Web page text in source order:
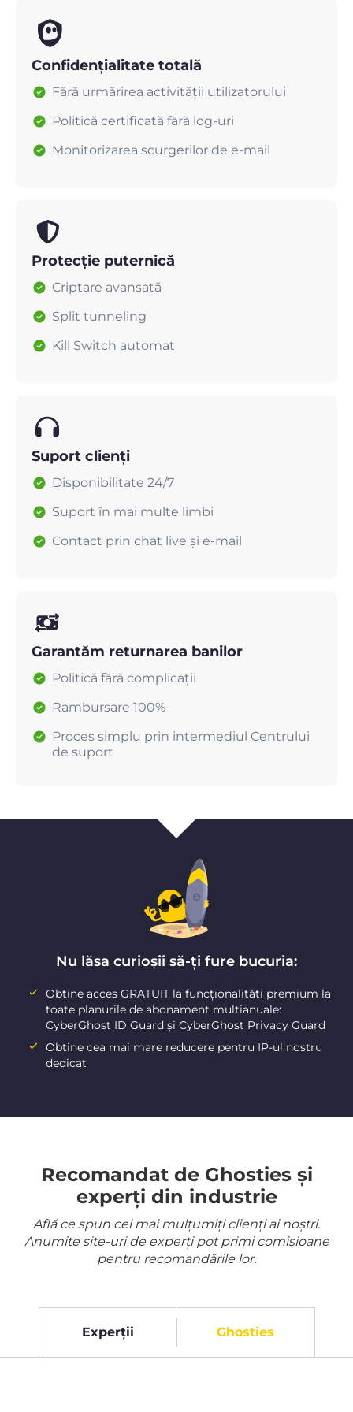
Confidențialitate totală
Fără urmărirea activității utilizatorului
Politică certificată fără log-uri
Monitorizarea scurgerilor de e-mail
Protecție puternică
Criptare avansată
Split tunneling
Kill Switch automat
Suport clienți
Disponibilitate 24/7
Suport în mai multe limbi
Contact prin chat live și e-mail
Garantăm returnarea banilor
Politică fără complicații
Rambursare 100%
Proces simplu prin intermediul Centrului
de suport
Nu lăsa curioșii să-ți fure bucuria:
Obține acces GRATUIT la funcționalități premium la
toate planurile de abonament multianuale:
CyberGhost ID Guard și CyberGhost Privacy Guard
Obține cea mai mare reducere pentru IP-ul nostru
dedicat
Recomandat de Ghosties și
experți din industrie
Află ce spun cei mai mulțumiți clienți ai noștri.
Anumite site-uri de experți pot primi comisioane
pentru recomandările lor.
Experții Ghosties